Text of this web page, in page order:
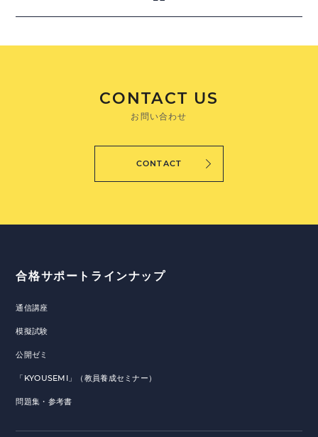
CONTACT US
お問い合わせ
CONTACT
合格サポートラインナップ
通信講座
模擬試験
公開ゼミ
「KYOUSEMI」（教員養成セミナー）
問題集・参考書